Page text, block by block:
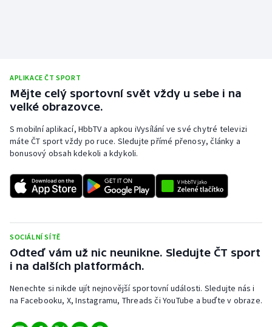
APLIKACE ČT SPORT
Mějte celý sportovní svět vždy u sebe i na
velké obrazovce.
S mobilní aplikací, HbbTV a apkou iVysílání ve své chytré televizi
máte ČT sport vždy po ruce. Sledujte přímé přenosy, články a
bonusový obsah kdekoli a kdykoli.
SOCIÁLNÍ SÍTĚ
Odteď vám už nic neunikne. Sledujte ČT sport
i na dalších platformách.
Nenechte si nikde ujít nejnovější sportovní události. Sledujte nás i
na Facebooku, X, Instagramu, Threads či YouTube a buďte v obraze.